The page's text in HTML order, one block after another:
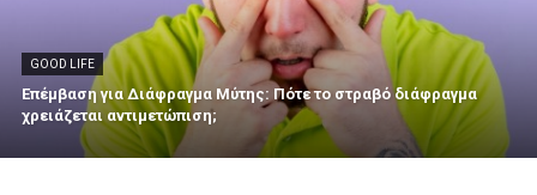
GOOD LIFE
Επέμβαση για Διάφραγμα Μύτης: Πότε το στραβό διάφραγμα
χρειάζεται αντιμετώπιση;